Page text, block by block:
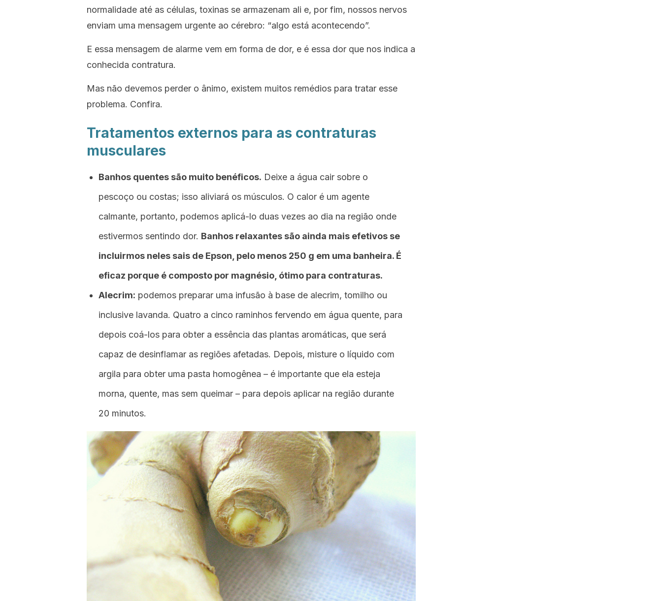
normalidade até as células, toxinas se armazenam ali e, por fim, nossos nervos
enviam uma mensagem urgente ao cérebro: “algo está acontecendo”.
E essa mensagem de alarme vem em forma de dor, e é essa dor que nos indica a
conhecida contratura.
Mas não devemos perder o ânimo, existem muitos remédios para tratar esse
problema. Confira.
Tratamentos externos para as contraturas
musculares
Banhos quentes são muito benéficos. Deixe a água cair sobre o
pescoço ou costas; isso aliviará os músculos. O calor é um agente
calmante, portanto, podemos aplicá-lo duas vezes ao dia na região onde
estivermos sentindo dor. Banhos relaxantes são ainda mais efetivos se
incluirmos neles sais de Epson, pelo menos 250 g em uma banheira. É
eficaz porque é composto por magnésio , ótimo para contraturas.
Alecrim: podemos preparar uma infusão à base de alecrim, tomilho ou
inclusive lavanda. Quatro a cinco raminhos fervendo em água quente, para
depois coá-los para obter a essência das plantas aromáticas, que será
capaz de desinflamar as regiões afetadas. Depois, misture o líquido com
argila para obter uma pasta homogênea – é importante que ela esteja
morna, quente, mas sem queimar – para depois aplicar na região durante
20 minutos.